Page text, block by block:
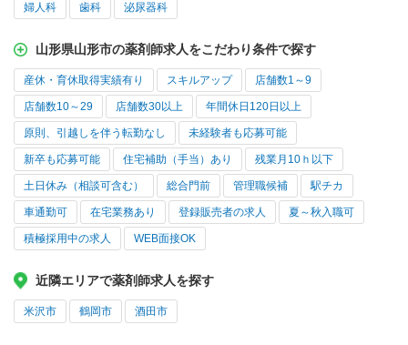
婦人科 歯科 泌尿器科
山形県山形市の薬剤師求人をこだわり条件で探す
産休・育休取得実績有り スキルアップ 店舗数1～9
店舗数10～29 店舗数30以上 年間休日120日以上
原則、引越しを伴う転勤なし 未経験者も応募可能
新卒も応募可能 住宅補助（手当）あり 残業月10ｈ以下
土日休み（相談可含む） 総合門前 管理職候補 駅チカ
車通勤可 在宅業務あり 登録販売者の求人 夏～秋入職可
積極採用中の求人 WEB面接OK
近隣エリアで薬剤師求人を探す
米沢市 鶴岡市 酒田市